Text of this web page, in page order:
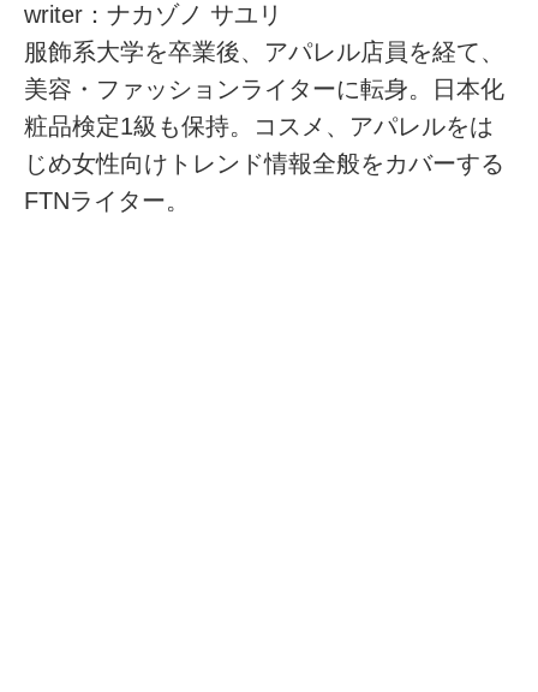
writer：ナカゾノ サユリ
服飾系大学を卒業後、アパレル店員を経て、
美容・ファッションライターに転身。日本化
粧品検定1級も保持。コスメ、アパレルをは
じめ女性向けトレンド情報全般をカバーする
FTNライター。